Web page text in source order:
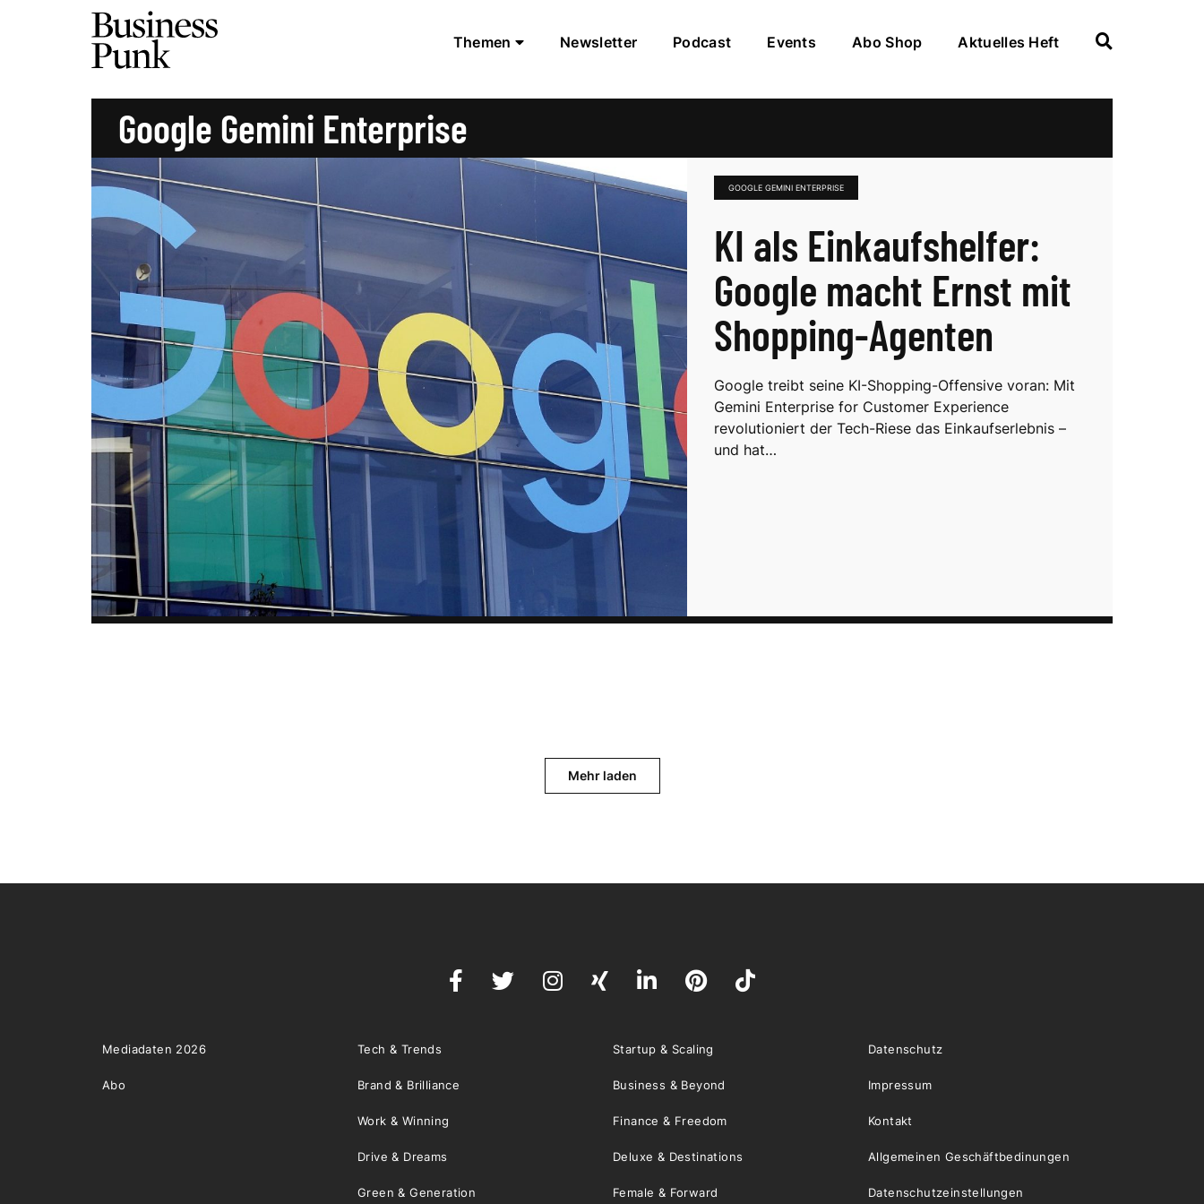
Themen Newsletter Podcast Events Abo Shop Aktuelles Heft
Google Gemini Enterprise
GOOGLE GEMINI ENTERPRISE
KI als Einkaufshelfer:
Google macht Ernst mit
Shopping-Agenten
Google treibt seine KI-Shopping-Offensive voran: Mit
Gemini Enterprise for Customer Experience
revolutioniert der Tech-Riese das Einkaufserlebnis –
und hat…
Mehr laden
Mediadaten 2026
Abo
Tech & Trends Startup & Scaling
Brand & Brilliance Business & Beyond
Work & Winning Finance & Freedom
Drive & Dreams Deluxe & Destinations
Green & Generation Female & Forward
Datenschutz
Impressum
Kontakt
Allgemeinen Geschäftbedinungen
Datenschutzeinstellungen